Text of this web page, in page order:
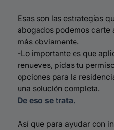
Esas son las estrategias
abogados podemos darte
más obviamente.
-Lo importante es que
renueves, pidas tu
opciones para la
una solución completa.
De eso se trata.
Así que para ayudar con